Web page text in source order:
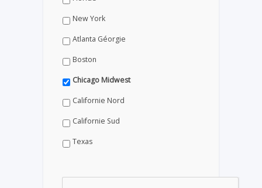
New York
Atlanta Géorgie
Boston
Chicago Midwest
Californie Nord
Californie Sud
Texas